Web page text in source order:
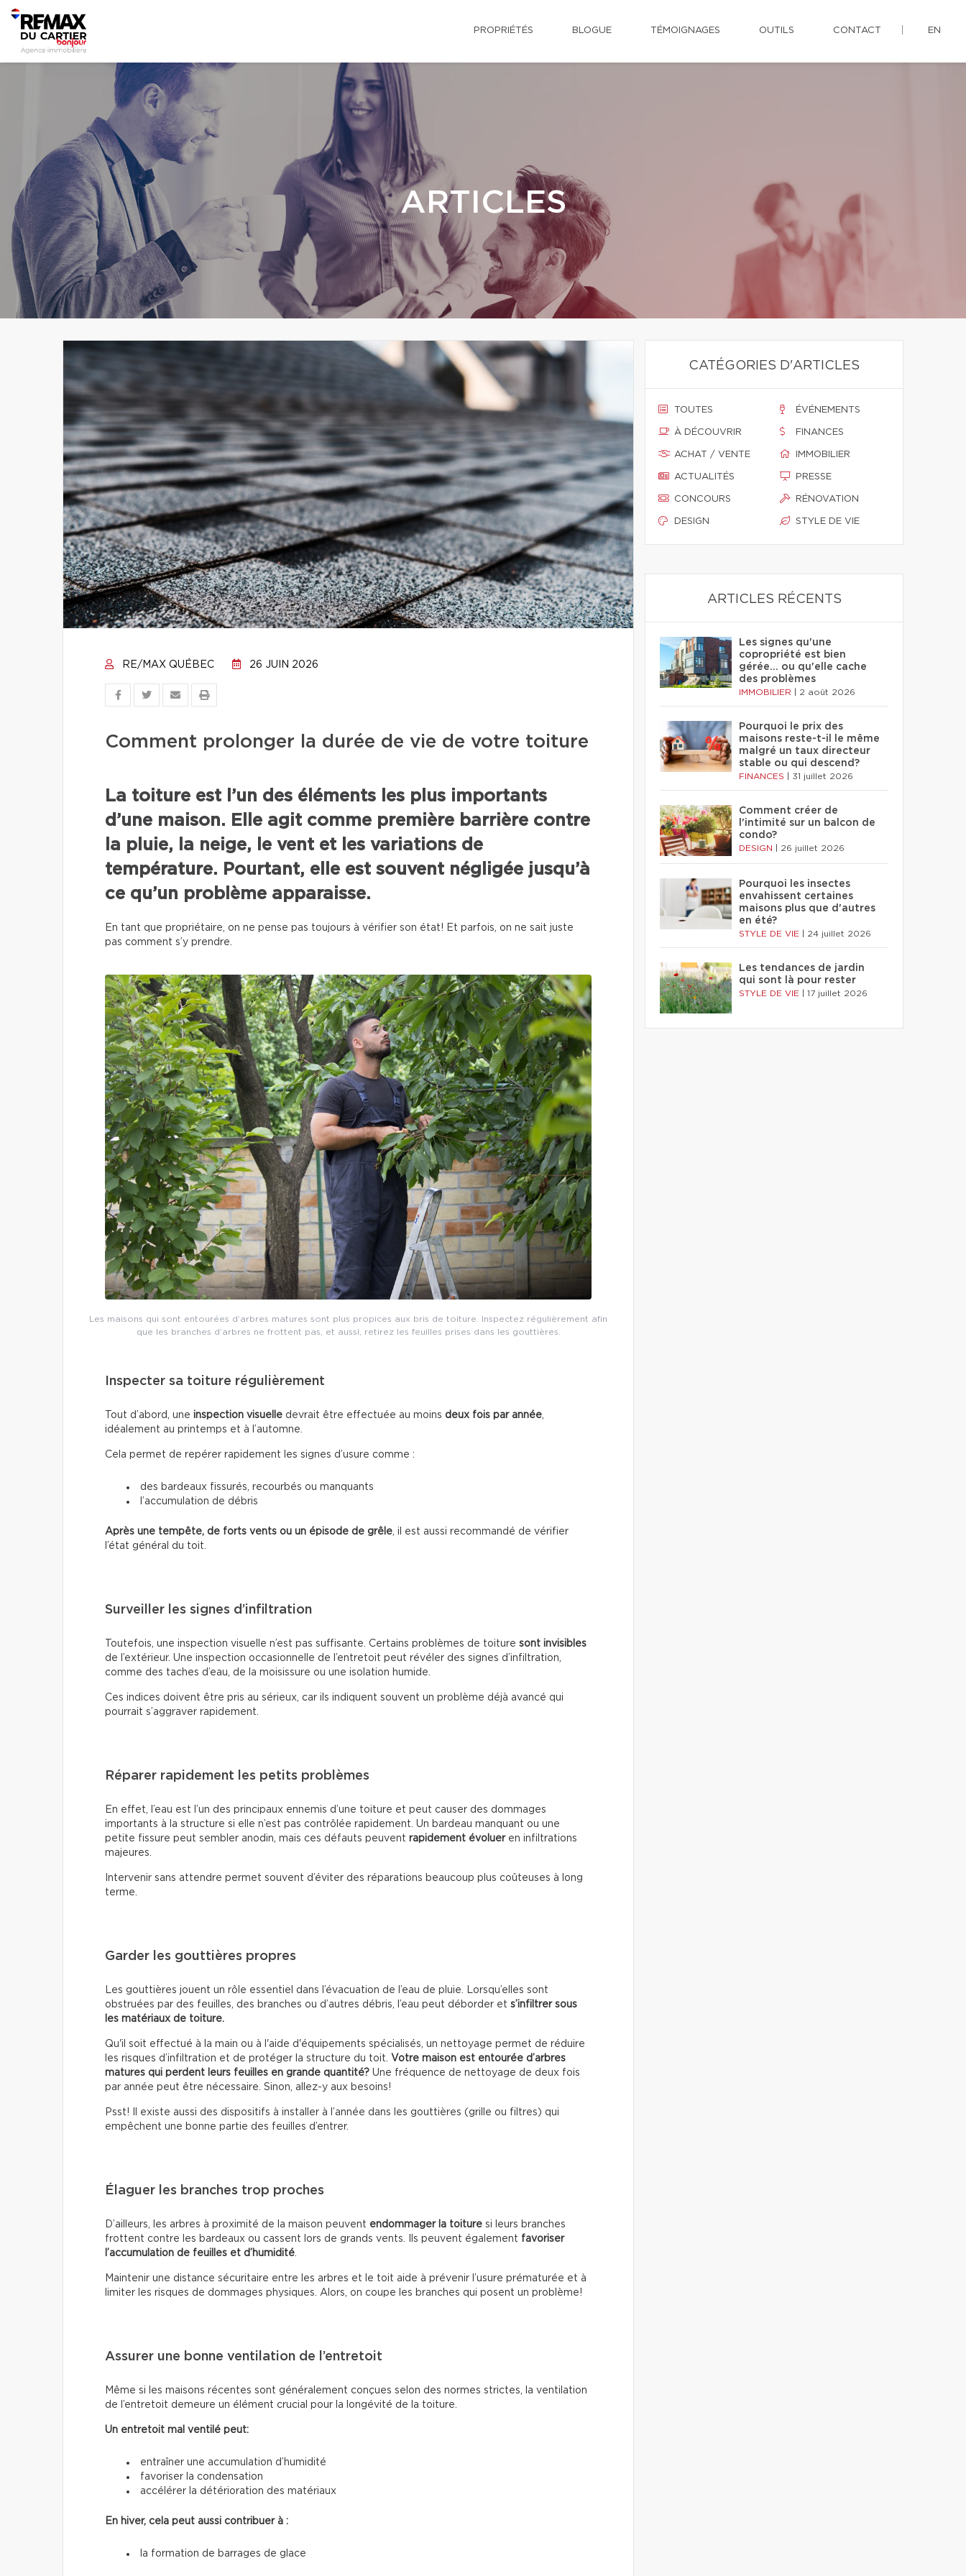
PROPRIÉTÉS BLOGUE TÉMOIGNAGES OUTILS CONTACT EN
ARTICLES
RE/MAX QUÉBEC 26 JUIN 2026
Comment prolonger la durée de vie de votre toiture
La toiture est l’un des éléments les plus importants
d’une maison. Elle agit comme première barrière contre
la pluie, la neige, le vent et les variations de
température. Pourtant, elle est souvent négligée jusqu’à
ce qu’un problème apparaisse.
En tant que propriétaire, on ne pense pas toujours à vérifier son état! Et parfois, on ne sait juste
pas comment s’y prendre.
Les maisons qui sont entourées d’arbres matures sont plus propices aux bris de toiture. Inspectez régulièrement afin
que les branches d’arbres ne frottent pas, et aussi, retirez les feuilles prises dans les gouttières.
Inspecter sa toiture régulièrement
Tout d’abord, une inspection visuelle devrait être effectuée au moins deux fois par année
idéalement au printemps et à l’automne.
Cela permet de repérer rapidement les signes d’usure comme :
des bardeaux fissurés, recourbés ou manquants
l’accumulation de débris
Après une tempête, de forts vents ou un épisode de grêle , il est aussi recommandé de vérifier
l’état général du toit.
Surveiller les signes d’infiltration
Toutefois, une inspection visuelle n’est pas suffisante. Certains problèmes de toiture sont invisibles
de l’extérieur. Une inspection occasionnelle de l’entretoit peut révéler des signes d’infiltration,
comme des taches d’eau, de la moisissure ou une isolation humide.
Ces indices doivent être pris au sérieux, car ils indiquent souvent un problème déjà avancé qui
pourrait s’aggraver rapidement.
Réparer rapidement les petits problèmes
En effet, l’eau est l’un des principaux ennemis d’une toiture et peut causer des dommages
importants à la structure si elle n’est pas contrôlée rapidement. Un bardeau manquant ou une
petite fissure peut sembler anodin, mais ces défauts peuvent rapidement évolueren infiltrations
majeures.
Intervenir sans attendre permet souvent d’éviter des réparations beaucoup plus coûteuses à long
terme.
Garder les gouttières propres
Les gouttières jouent un rôle essentiel dans l’évacuation de l’eau de pluie. Lorsqu’elles sont
obstruées par des feuilles, des branches ou d’autres débris, l’eau peut déborder et s’infiltrer sous
les matériaux de toiture.
Qu'il soit effectué à la main ou à l'aide d'équipements spécialisés, un nettoyage permet de réduire
les risques d’infiltration et de protéger la structure du toit. Votre maison est entourée d’arbres
matures qui perdent leurs feuilles en grande quantité? Une fréquence de nettoyage de deux fois
par année peut être nécessaire. Sinon, allez-y aux besoins!
Psst! Il existe aussi des dispositifs à installer à l’année dans les gouttières (grille ou filtres) qui
empêchent une bonne partie des feuilles d’entrer.
Élaguer les branches trop proches
D’ailleurs, les arbres à proximité de la maison peuvent endommager la toiture si leurs branches
frottent contre les bardeaux ou cassent lors de grands vents. Ils peuvent également favoriser
l’accumulation de feuilles et d’humidité
Maintenir une distance sécuritaire entre les arbres et le toit aide à prévenir l’usure prématurée et à
limiter les risques de dommages physiques. Alors, on coupe les branches qui posent un problème!
Assurer une bonne ventilation de l’entretoit
Même si les maisons récentes sont généralement conçues selon des normes strictes, la ventilation
de l’entretoit demeure un élément crucial pour la longévité de la toiture.
Un entretoit mal ventilé peut:
entraîner une accumulation d’humidité
favoriser la condensation
accélérer la détérioration des matériaux
En hiver, cela peut aussi contribuer à :
la formation de barrages de glace
CATÉGORIES D'ARTICLES
TOUTES
À DÉCOUVRIR
ACHAT / VENTE
ACTUALITÉS
CONCOURS
DESIGN
ÉVÉNEMENTS
FINANCES
IMMOBILIER
PRESSE
RÉNOVATION
STYLE DE VIE
ARTICLES RÉCENTS
Les signes qu'une
copropriété est bien
gérée… ou qu'elle cache
des problèmes
IMMOBILIER 2 août 2026
Pourquoi le prix des
maisons reste-t-il le même
malgré un taux directeur
stable ou qui descend?
FINANCES 31 juillet 2026
Comment créer de
l'intimité sur un balcon de
condo?
DESIGN 26 juillet 2026
Pourquoi les insectes
envahissent certaines
maisons plus que d'autres
en été?
STYLE DE VIE 24 juillet 2026
Les tendances de jardin
qui sont là pour rester
STYLE DE VIE 17 juillet 2026